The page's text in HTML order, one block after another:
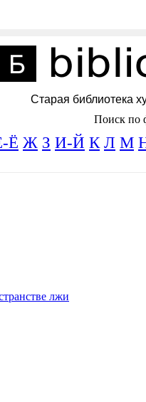
Старая библиотека
Поиск по
Ё Ж З И-Й К Л М
лжи